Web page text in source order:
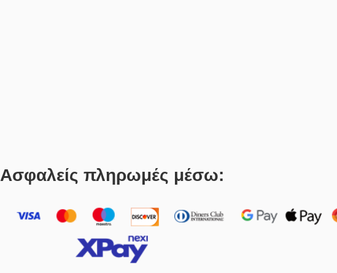
Ασφαλείς πληρωμές μέσω: